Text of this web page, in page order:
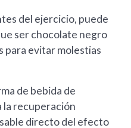
del ejercicio, puede
ser chocolate negro
para evitar molestias
de bebida de
la recuperación
directo del efecto